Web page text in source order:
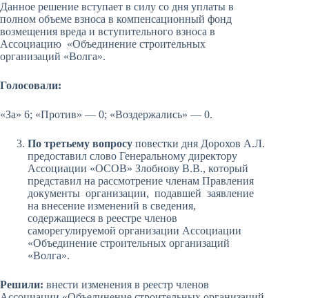
Данное решение вступает в силу со дня уплаты в
полном объеме взноса в компенсационный фонд
возмещения вреда и вступительного взноса в
Ассоциацию «Объединение строительных
организаций «Волга».
Голосовали:
«За» 6; «Против» — 0; «Воздержались» — 0.
По третьему вопросу повестки дня Дорохов А.Л.
предоставил слово Генеральному директору
Ассоциации «ОСОВ» Злобнову В.В., который
представил на рассмотрение членам Правления
документы организации, подавшей заявление
на внесение изменений в сведения,
содержащиеся в реестре членов
саморегулируемой организации Ассоциации
«Объединение строительных организаций
«Волга».
Решили: внести изменения в реестр членов